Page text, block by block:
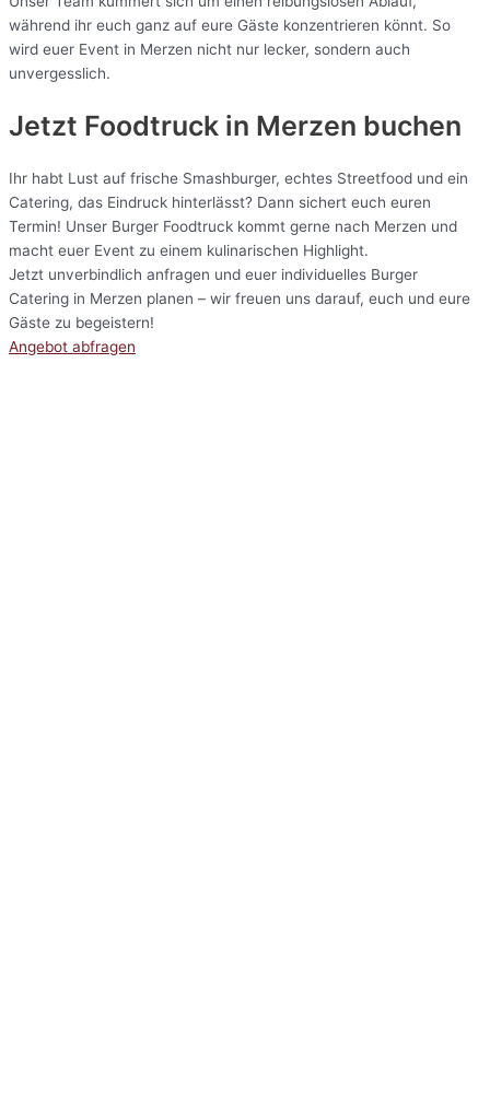
während ihr euch ganz auf eure Gäste konzentrieren könnt. So
wird euer Event in Merzen nicht nur lecker, sondern auch
unvergesslich.
Jetzt Foodtruck in Merzen buchen
Ihr habt Lust auf frische Smashburger, echtes Streetfood und ein
Catering, das Eindruck hinterlässt? Dann sichert euch euren
Termin! Unser Burger Foodtruck kommt gerne nach Merzen und
macht euer Event zu einem kulinarischen Highlight.
Jetzt unverbindlich anfragen und euer individuelles Burger
Catering in Merzen planen – wir freuen uns darauf, euch und eure
Gäste zu begeistern!
Angebot abfragen